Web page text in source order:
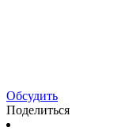
Обсудить
Поделиться